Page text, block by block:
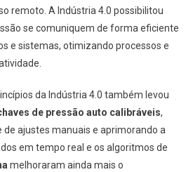
remoto. A Indústria 4.0 possibilitou
se comuniquem de forma eficiente
e sistemas, otimizando processos e
da Indústria 4.0 também levou
de pressão auto calibráveis,
de ajustes manuais e aprimorando a
em tempo real e os algoritmos de
melhoraram ainda mais o